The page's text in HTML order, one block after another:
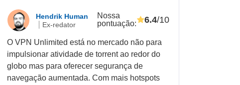
Hendrik Human
Ex-redator
Nossa
pontuação: 6.4/10
O VPN Unlimited está no mercado não para
impulsionar atividade de torrent ao redor do
globo mas para oferecer segurança de
navegação aumentada. Com mais hotspots